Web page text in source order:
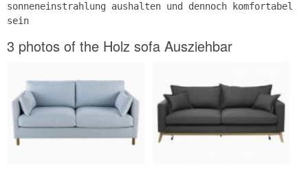
sonneneinstrahlung aushalten und dennoch komfortabel
sein
3 photos of the Holz sofa Ausziehbar